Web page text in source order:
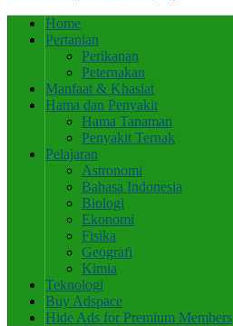
Home
Pertanian
Perikanan
Peternakan
Manfaat & Khasiat
Hama dan Penyakit
Hama Tanaman
Penyakit Ternak
Pelajaran
Astronomi
Bahasa Indonesia
Biologi
Ekonomi
Fisika
Geografi
Kimia
Teknologi
Buy Adspace
Hide Ads for Premium Members